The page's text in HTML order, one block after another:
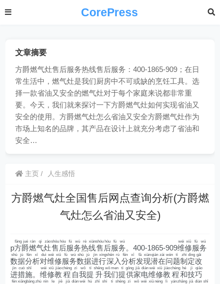
CorePress
文章摘要
方爵燃气灶售后服务热线售后服务：400-1865-909；在日
常生活中，燃气灶是我们厨房中不可或缺的烹饪工具。选
择一款省油又安全的燃气灶对于每个家庭来说都非常重
要。今天，我们就来探讨一下方爵燃气灶如何实现省油又
安全的使用。方爵燃气灶怎么省油又安全方爵燃气灶作为
市场上知名的品牌，其产品在设计上就充分考虑了省油和
安全…
主页 人生感悟
方爵燃气灶全国售后网点查询分析(方爵燃
气灶怎么省油又安全)
p方
fāng
爵
jué
燃
rán
气
qì
灶
zào
售
shòu
后
hòu
服
fú
务
wù
热
rè
线
xiàn
售
shòu
后
hòu
服
fú
务
wù
。400-1865-909维
wéi
修
xiū
服
fú
务
wù
数
shù
据
jù
分
fēn
析
xī
对
duì
维
wéi
修
xiū
服
fú
务
wù
数
shù
据
jù
进
jìn
行
xíng
深
shēn
入
rù
分
fēn
析
xī
发
fā
现
xiàn
潜
qián
在
zài
问
wèn
题
tí
制
zhì
定
dìng
改
gǎi
进
jìn
措
cuò
施
shī
。维
wéi
修
xiū
教
jiào
程
chéng
自
zì
我
wǒ
提
tí
升
shēng
我
wǒ
们
men
提
tí
供
gōng
家
jiā
电
diàn
维
wéi
修
xiū
教
jiào
程
chéng
和
hé
技
jì
巧
qiǎo
fēn xiǎngbāng zhù nín le jiě jiā diàn wéi hù zhī shí tí shēng zì wǒ wéi xiū néng lì yánzhǎng jiā diàn shǐ